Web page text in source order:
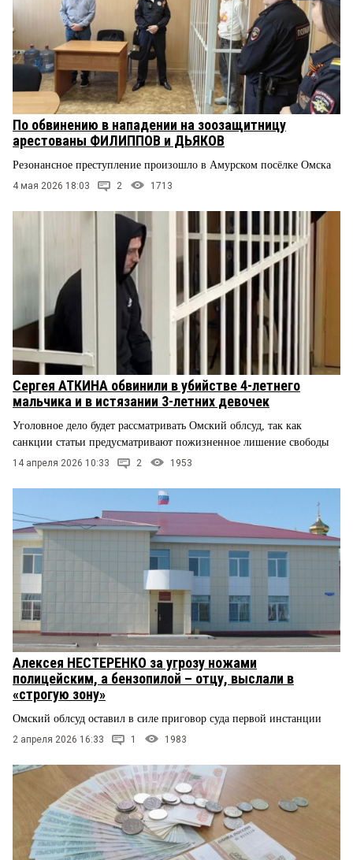
По обвинению в нападении на зоозащитницу
арестованы ФИЛИППОВ и ДЬЯКОВ
Резонансное преступление произошло в Амурском посёлке Омска
4 мая 2026 18:03 2 1713
Сергея АТКИНА обвинили в убийстве 4-летнего
мальчика и в истязании 3-летних девочек
Уголовное дело будет рассматривать Омский облсуд, так как
санкции статьи предусматривают пожизненное лишение свободы
14 апреля 2026 10:33 2 1953
Алексея НЕСТЕРЕНКО за угрозу ножами
полицейским, а бензопилой – отцу, выслали в
«строгую зону»
Омский облсуд оставил в силе приговор суда первой инстанции
2 апреля 2026 16:33 1 1983